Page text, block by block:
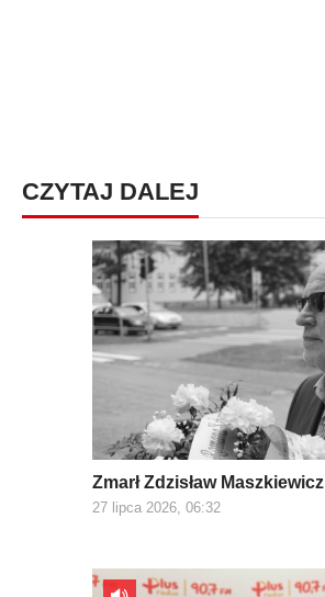
CZYTAJ DALEJ
Zmarł Zdzisław Maszkiewicz
27 lipca 2026, 06:32